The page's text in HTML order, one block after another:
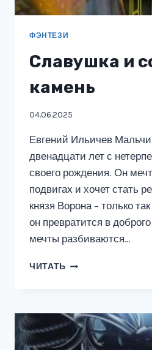
ФЭНТЕЗИ
Славушка и
камень
04.06.2025
Евгений Ильичев
двенадцати лет с
своего рождения. Он
подвигах и хочет стать
князя Ворона – только
он превратится в
мечты разбиваются…
ЧИТАТЬ СЛАВУШКА